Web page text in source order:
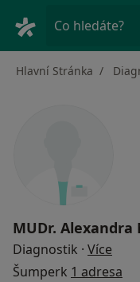
Co hledáte?
Hlavní Stránka
MUDr. Alexandra
Diagnostik · Více
Šumperk 1 adresa